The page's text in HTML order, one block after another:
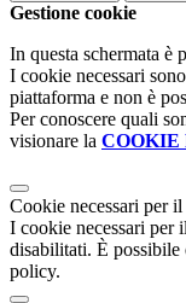
Gestione cookie
In questa schermata è
I cookie necessari
piattaforma e non è
Per conoscere quali
visionare la COOKIE
Cookie necessari per
I cookie necessari per
disabilitati. È possibile
policy.